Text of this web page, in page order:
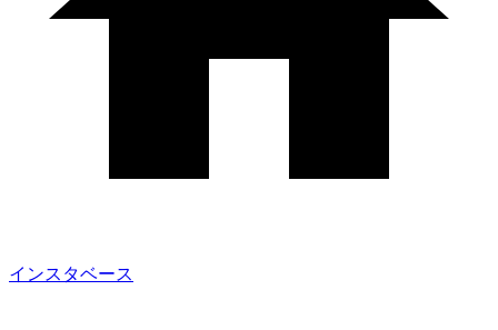
インスタベース